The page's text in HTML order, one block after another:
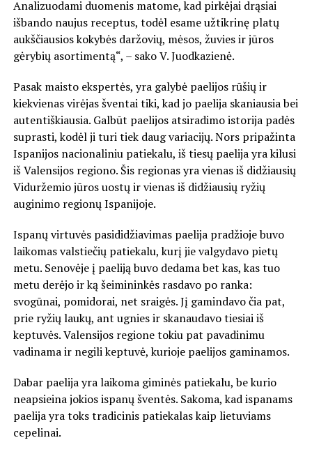
Analizuodami duomenis matome, kad pirkėjai drąsiai
išbando naujus receptus, todėl esame užtikrinę platų
aukščiausios kokybės daržovių, mėsos, žuvies ir jūros
gėrybių asortimentą“, – sako V. Juodkazienė.
Pasak maisto ekspertės, yra galybė paelijos rūšių ir
kiekvienas virėjas šventai tiki, kad jo paelija skaniausia bei
autentiškiausia. Galbūt paelijos atsiradimo istorija padės
suprasti, kodėl ji turi tiek daug variacijų. Nors pripažinta
Ispanijos nacionaliniu patiekalu, iš tiesų paelija yra kilusi
iš Valensijos regiono. Šis regionas yra vienas iš didžiausių
Viduržemio jūros uostų ir vienas iš didžiausių ryžių
auginimo regionų Ispanijoje.
Ispanų virtuvės pasididžiavimas paelija pradžioje buvo
laikomas valstiečių patiekalu, kurį jie valgydavo pietų
metu. Senovėje į paeliją buvo dedama bet kas, kas tuo
metu derėjo ir ką šeimininkės rasdavo po ranka:
svogūnai, pomidorai, net sraigės. Jį gamindavo čia pat,
prie ryžių laukų, ant ugnies ir skanaudavo tiesiai iš
keptuvės. Valensijos regione tokiu pat pavadinimu
vadinama ir negili keptuvė, kurioje paelijos gaminamos.
Dabar paelija yra laikoma giminės patiekalu, be kurio
neapsieina jokios ispanų šventės. Sakoma, kad ispanams
paelija yra toks tradicinis patiekalas kaip lietuviams
cepelinai.